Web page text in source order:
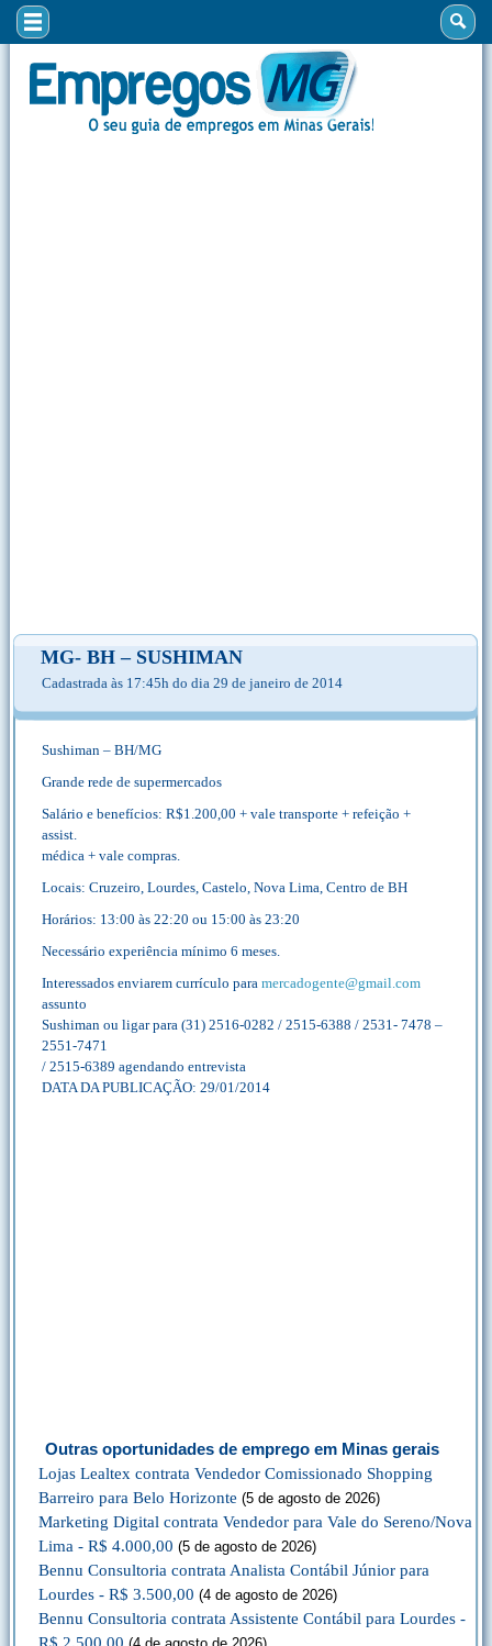
MG- BH – SUSHIMAN
Cadastrada às 17:45h do dia 29 de janeiro de 2014
Sushiman – BH/MG
Grande rede de supermercados
Salário e benefícios: R$1.200,00 + vale transporte + refeição +
assist.
médica + vale compras.
Locais: Cruzeiro, Lourdes, Castelo, Nova Lima, Centro de BH
Horários: 13:00 às 22:20 ou 15:00 às 23:20
Necessário experiência mínimo 6 meses.
Interessados enviarem currículo para mercadogente@gmail.com
assunto
Sushiman ou ligar para (31) 2516-0282 / 2515-6388 / 2531- 7478 –
2551-7471
/ 2515-6389 agendando entrevista
DATA DA PUBLICAÇÃO: 29/01/2014
Outras oportunidades de emprego em Minas gerais
Lojas Lealtex contrata Vendedor Comissionado Shopping
Barreiro para Belo Horizonte (5 de agosto de 2026)
Marketing Digital contrata Vendedor para Vale do Sereno/Nova
Lima - R$ 4.000,00 (5 de agosto de 2026)
Bennu Consultoria contrata Analista Contábil Júnior para
Lourdes - R$ 3.500,00 (4 de agosto de 2026)
Bennu Consultoria contrata Assistente Contábil para Lourdes -